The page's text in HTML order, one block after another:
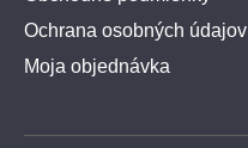
Ochrana osobných údajov
Moja objednávka